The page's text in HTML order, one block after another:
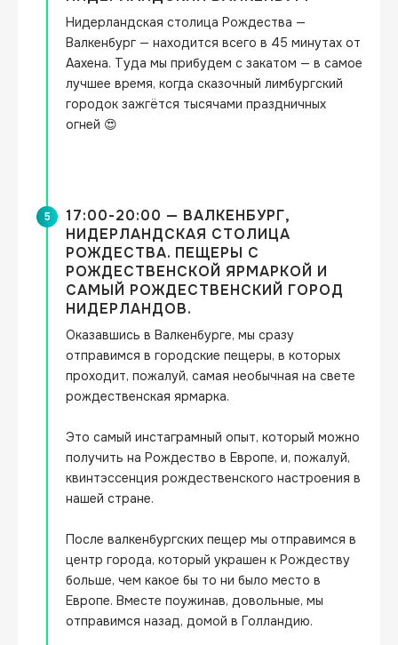
Нидерландская столица Рождества —
Валкенбург — находится всего в 45 минутах от
Аахена. Туда мы прибудем с закатом — в самое
лучшее время, когда сказочный лимбургский
городок зажгётся тысячами праздничных
огней 😍
5
17:00-20:00 — ВАЛКЕНБУРГ,
НИДЕРЛАНДСКАЯ СТОЛИЦА
РОЖДЕСТВА. ПЕЩЕРЫ С
РОЖДЕСТВЕНСКОЙ ЯРМАРКОЙ И
САМЫЙ РОЖДЕСТВЕНСКИЙ ГОРОД
НИДЕРЛАНДОВ.
Оказавшись в Валкенбурге, мы сразу
отправимся в городские пещеры, в которых
проходит, пожалуй, самая необычная на свете
рождественская ярмарка.
Это самый инстаграмный опыт, который можно
получить на Рождество в Европе, и, пожалуй,
квинтэссенция рождественского настроения в
нашей стране.
После валкенбургских пещер мы отправимся в
центр города, который украшен к Рождеству
больше, чем какое бы то ни было место в
Европе. Вместе поужинав, довольные, мы
отправимся назад, домой в Голландию.